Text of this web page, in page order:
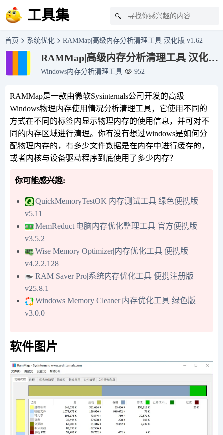
工具集 🔍
首页 系统优化 RAMMap|高级内存分析清理工具 汉化版 v1.62
RAMMap|高级内存分析清理工具 汉化版
v1.62
Windows内存分析清理工具 952
RAMMap是一款由微软Sysinternals公司开发的高级
Windows物理内存使用情况分析清理工具，它使用不同的
方式在不同的标签内显示物理内存的使用信息，并可对不
同的内存区域进行清理。你有没有想过Windows是如何分
配物理内存的，有多少文件数据是在内存中进行缓存的，
或者内核与设备驱动程序到底使用了多少内存？
你可能感兴趣:
QuickMemoryTestOK 内存测试工具 绿色便携版
v5.11
MemReduct|电脑内存优化整理工具 官方便携版
v3.5.2
Wise Memory Optimizer|内存优化工具 便携版
v4.2.2.128
RAM Saver Pro|系统内存优化工具 便携注册版
v25.8.1
Windows Memory Cleaner|内存优化工具 绿色版
v3.0.0
软件图片